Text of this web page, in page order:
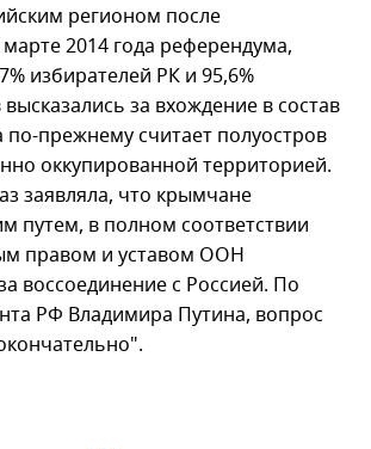
регионом после
2014 года референдума,
избирателей РК и 95,6%
за вхождение в состав
по-прежнему считает полуостров
оккупированной территорией.
заявляла, что крымчане
путем, в полном соответствии
правом и уставом ООН
воссоединение с Россией. По
РФ Владимира Путина, вопрос